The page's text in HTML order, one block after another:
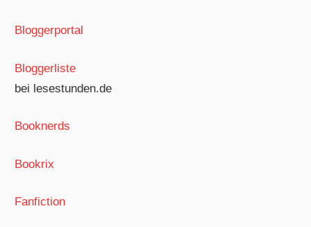
Bloggerportal
Bloggerliste
bei lesestunden.de
Booknerds
Bookrix
Fanfiction